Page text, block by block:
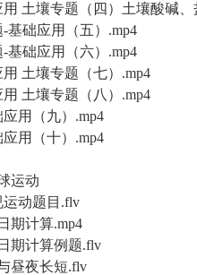
土壤专题（四）土壤酸碱、
础应用（五）.mp4
础应用（六）.mp4
土壤专题（七）.mp4
土壤专题（八）.mp4
用（九）.mp4
用（十）.mp4
运动
动题目.flv
期计算.mp4
期计算例题.flv
昼夜长短.flv